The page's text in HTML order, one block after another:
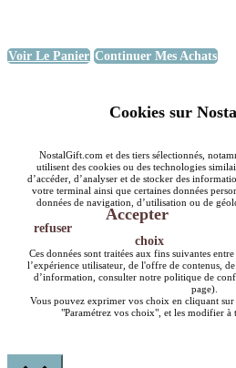
Voir Le Panier Continuer Mes Achats
Cookies sur
NostalGift.com et des tiers sélectionnés,
utilisent des cookies ou des technologies
d’accéder, d’analyser et de stocker des
votre terminal ainsi que certaines données
données de navigation, d’utilisation ou de
Accepter
refuser
choix
Ces données sont traitées aux fins suivantes
l’expérience utilisateur, de l'offre de contenus,
d’information, consulter notre politique de
page).
Vous pouvez exprimer vos choix en cliquant
"Paramétrez vos choix", et les modifier à